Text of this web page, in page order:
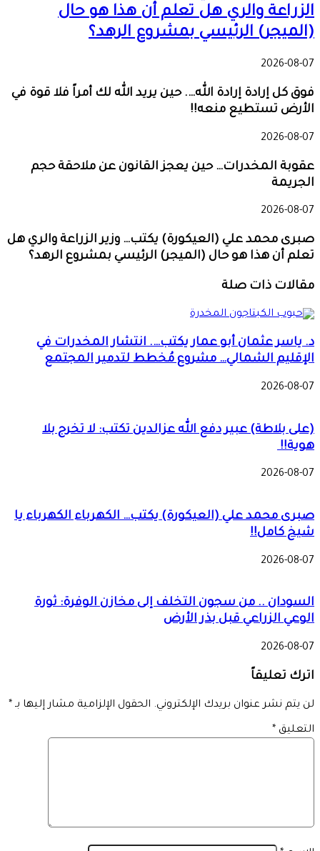
الزراعة والري هل تعلم أن هذا هو حال
(الميجر) الرئيسي بمشروع الرهد؟
2026-08-07
فوق كل إرادة إرادة الله…. حين يريد الله لك أمراً فلا قوة في
الأرض تستطيع منعه!!
2026-08-07
عقوبة المخدرات… حين يعجز القانون عن ملاحقة حجم
الجريمة
2026-08-07
صبرى محمد علي (العيكورة) يكتب… وزير الزراعة والري هل
تعلم أن هذا هو حال (الميجر) الرئيسي بمشروع الرهد؟
مقالات ذات صلة
د. ياسر عثمان أبو عمار يكتب…. انتشار المخدرات في
الإقليم الشمالي… مشروع مُخطط لتدمير المجتمع
2026-08-07
(على بلاطة) عبير دفع الله عزالدين تكتب: لا تخرج بلا
هوية!!
2026-08-07
صبرى محمد علي (العيكورة) يكتب… الكهرباء الكهرباء يا
شيخ كامل!!
2026-08-07
السودان .. من سجون التخلف إلى مخازن الوفرة: ثورة
الوعي الزراعي قبل بذر الأرض
2026-08-07
اترك تعليقاً
لن يتم نشر عنوان بريدك الإلكتروني. الحقول الإلزامية مشار إليها بـ *
التعليق *